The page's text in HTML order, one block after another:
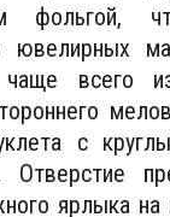
фольгой,
ювелирных
чаще всего
с
Отверстие
ярлыка